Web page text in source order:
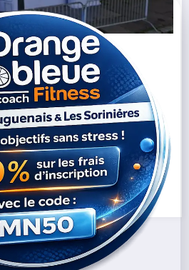
Nantes,Festival
Pavillon ,Lieu Culturel
Actuelles,
Musicale Nantaise
: un lieu culturel porté
de long terme
23/01/2026